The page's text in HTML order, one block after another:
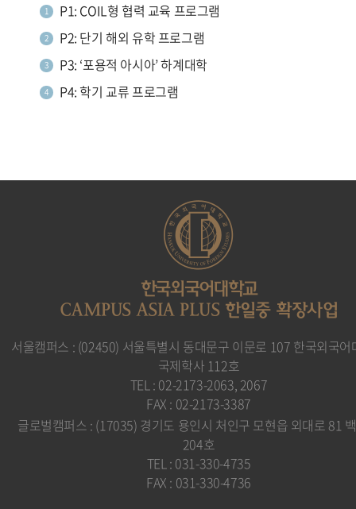
P1: COIL형 협력 교육 프로그램
P2: 단기 해외 유학 프로그램
P3: ‘포용적 아시아’ 하계대학
P4: 학기 교류 프로그램
한국외국어대학교
CAMPUS ASIA PLUS 한일중 확장사업
서울캠퍼스 : (02450) 서울특별시 동대문구 이문로 107 한국외국어
국제학사 112호
TEL : 02-2173-2063, 2067
FAX : 02-2173-3387
글로벌캠퍼스 : (17035) 경기도 용인시 처인구 모현읍 외대로 81
204호
TEL : 031-330-4735
FAX : 031-330-4736